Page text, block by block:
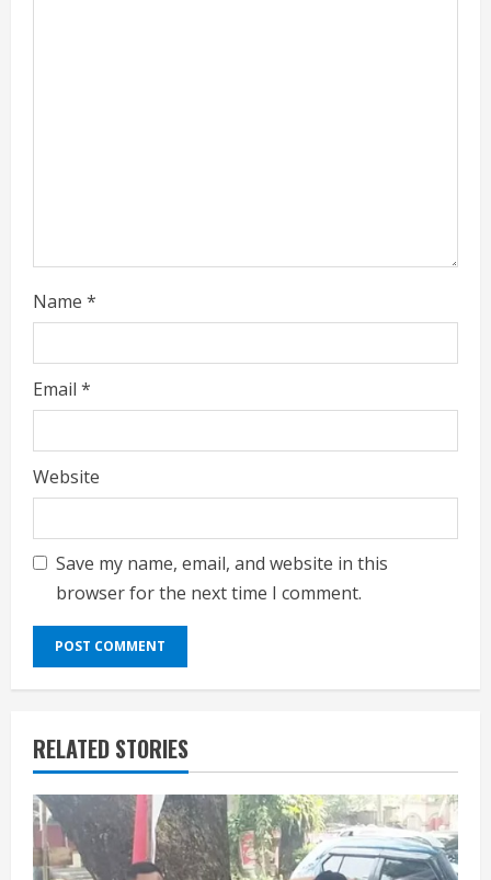
Name *
Email *
Website
Save my name, email, and website in this
browser for the next time I comment.
RELATED STORIES